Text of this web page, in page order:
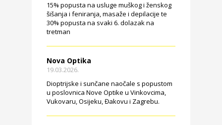
15% popusta na usluge muškog i ženskog
šišanja i feniranja, masaže i depilacije te
30% popusta na svaki 6. dolazak na
tretman
Nova Optika
19.03.2026.
Dioptrijske i sunčane naočale s popustom
u poslovnica Nove Optike u Vinkovcima,
Vukovaru, Osijeku, Đakovu i Zagrebu.